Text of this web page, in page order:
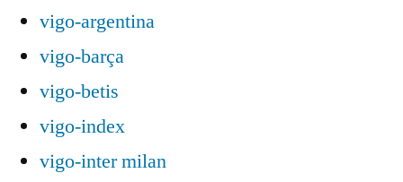
vigo-argentina
vigo-barça
vigo-betis
vigo-index
vigo-inter milan